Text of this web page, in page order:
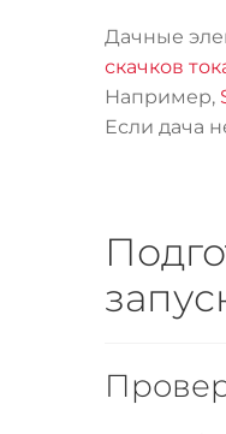
Дачные
скачков
Например,
Если дача